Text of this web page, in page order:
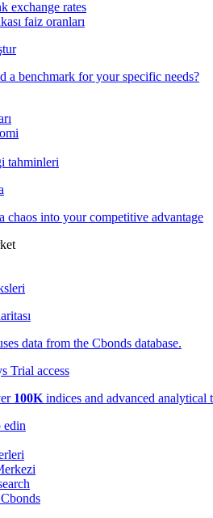
exchange rates
faiz oranları
a benchmark for your specific needs?
tahminleri
chaos into your competitive advantage
data from the Cbonds database.
Trial access
100K indices and advanced analytical
edin